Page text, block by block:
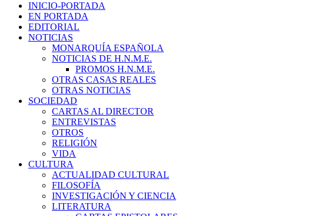
INICIO-PORTADA
EN PORTADA
EDITORIAL
NOTICIAS
MONARQUÍA ESPAÑOLA
NOTICIAS DE H.N.M.E.
PROMOS H.N.M.E.
OTRAS CASAS REALES
OTRAS NOTICIAS
SOCIEDAD
CARTAS AL DIRECTOR
ENTREVISTAS
OTROS
RELIGIÓN
VIDA
CULTURA
ACTUALIDAD CULTURAL
FILOSOFÍA
INVESTIGACIÓN Y CIENCIA
LITERATURA